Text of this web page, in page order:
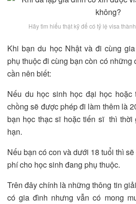
Hãy tìm hiểu thật kỹ để có tỷ lệ visa
Khi bạn du học Nhật và đi cùng
phụ thuộc đi cùng bạn còn có
cần nên biết:
Nếu du học sinh học đại học hoặc
chồng sẽ được phép đi làm thêm là
bạn học thạc sĩ hoặc tiến sĩ thì thời
hạn.
Nếu bạn có con và dưới 18 tuổi thì
phí cho học sinh đang phụ thuộc.
Trên đây chính là những thông tin
có gia đình nhưng vẫn có mong